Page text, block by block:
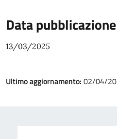
Data pubblicazione
13/03/2025
Ultimo aggiornamento: 02/04/